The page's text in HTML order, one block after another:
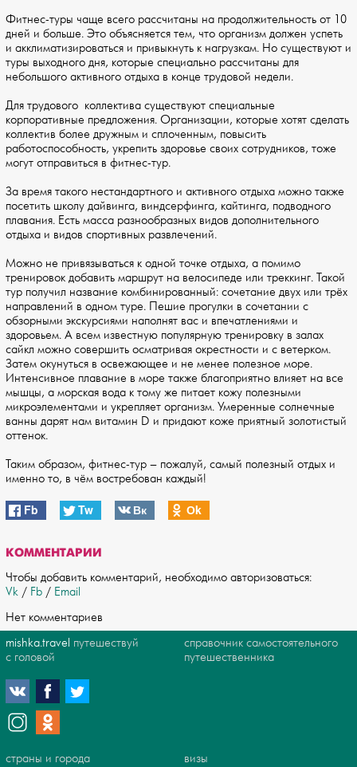
Фитнес-туры чаще всего рассчитаны на продолжительность от 10
дней и больше. Это объясняется тем, что организм должен успеть
и акклиматизироваться и привыкнуть к нагрузкам. Но существуют и
туры выходного дня, которые специально рассчитаны для
небольшого активного отдыха в конце трудовой недели.
Для трудового коллектива существуют специальные
корпоративные предложения. Организации, которые хотят сделать
коллектив более дружным и сплоченным, повысить
работоспособность, укрепить здоровье своих сотрудников, тоже
могут отправиться в фитнес-тур.
За время такого нестандартного и активного отдыха можно также
посетить школу дайвинга, виндсерфинга, кайтинга, подводного
плавания. Есть масса разнообразных видов дополнительного
отдыха и видов спортивных развлечений.
Можно не привязываться к одной точке отдыха, а помимо
тренировок добавить маршрут на велосипеде или треккинг. Такой
тур получил название комбинированный: сочетание двух или трёх
направлений в одном туре. Пешие прогулки в сочетании с
обзорными экскурсиями наполнят вас и впечатлениями и
здоровьем. А всем известную популярную тренировку в залах
сайкл можно совершить осматривая окрестности и с ветерком.
Затем окунуться в освежающее и не менее полезное море.
Интенсивное плавание в море также благоприятно влияет на все
мышцы, а морская вода к тому же питает кожу полезными
микроэлементами и укрепляет организм. Умеренные солнечные
ванны дарят нам витамин D и придают коже приятный золотистый
оттенок.
Таким образом, фитнес-тур – пожалуй, самый полезный отдых и
именно то, в чём востребован каждый!
Fb Tw Вк Оk
КОММЕНТАРИИ
Чтобы добавить комментарий, необходимо авторизоваться:
Vk / Fb / Email
Нет комментариев
mishka.travel путешествуй
с головой
справочник самостоятельного
путешественника
страны и города
визы